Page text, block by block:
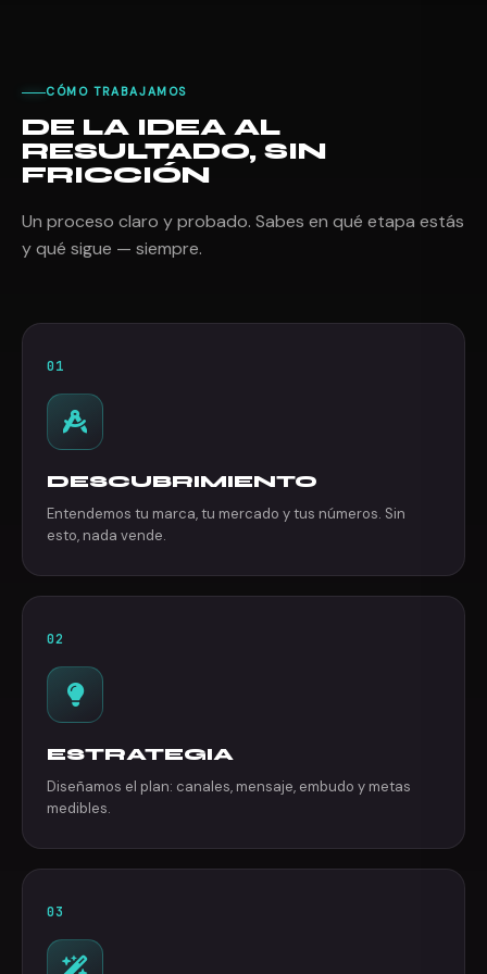
CÓMO TRABAJAMOS
DE LA IDEA AL
RESULTADO, SIN
FRICCIÓN
Un proceso claro y probado. Sabes en qué etapa estás
y qué sigue — siempre.
01
DESCUBRIMIENTO
Entendemos tu marca, tu mercado y tus números. Sin
esto, nada vende.
02
ESTRATEGIA
Diseñamos el plan: canales, mensaje, embudo y metas
medibles.
03